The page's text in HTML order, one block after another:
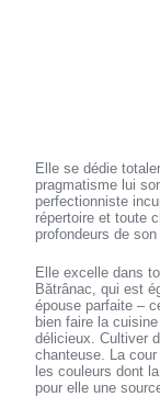
Elle se dédie
pragmatisme lui
perfectionniste
répertoire et toute
profondeurs de son
Elle excelle dans
Bătrânac, qui est
épouse parfaite –
bien faire la
délicieux. Cultiver
chanteuse. La
les couleurs dont
pour elle une